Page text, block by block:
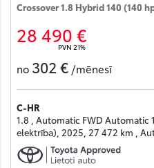
Crossover 1.8 Hybrid 140 (140
28 490 €
PVN 21%
no 302 € /mēnesī
C-HR
1.8 , Automatic FWD Automatic
elektrība), 2025, 27 472 km ,